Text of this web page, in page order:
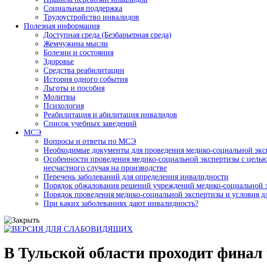
Социальная поддержка
Трудоустройство инвалидов
Полезная информация
Доступная среда (Безбарьерная среда)
Жемчужина мысли
Болезни и состояния
Здоровье
Средства реабилитации
История одного события
Льготы и пособия
Молитвы
Психология
Реабилитация и абилитация инвалидов
Список учебных заведений
МСЭ
Вопросы и ответы по МСЭ
Необходимые документы для проведения медико-социальной
Особенности проведения медико-социальной экспертизы с
несчастного случая на производстве
Перечень заболеваний для определения инвалидности
Порядок обжалования решений учреждений медико-социальной
Порядок проведения медико-социальной экспертизы и условия
При каких заболеваниях дают инвалидность?
В Тульской области проходит